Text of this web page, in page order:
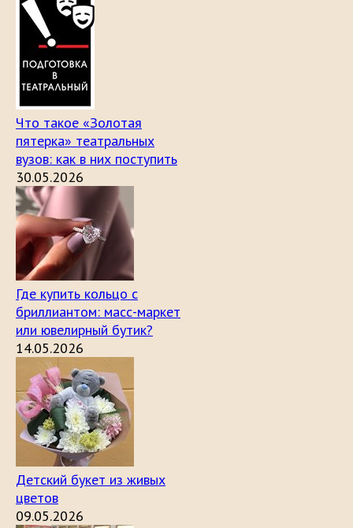
Что такое «Золотая
пятерка» театральных
вузов: как в них поступить
30.05.2026
Где купить кольцо с
бриллиантом: масс-маркет
или ювелирный бутик?
14.05.2026
Детский букет из живых
цветов
09.05.2026